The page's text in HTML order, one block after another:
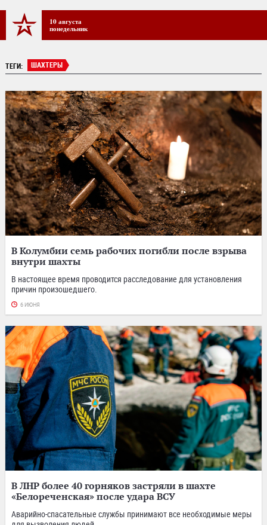
10 августа
понедельник
ТЕГИ: ШАХТЕРЫ
В Колумбии семь рабочих погибли после взрыва
внутри шахты
В настоящее время проводится расследование для установления
причин произошедшего.
6 ИЮНЯ
В ЛНР более 40 горняков застряли в шахте
«Белореченская» после удара ВСУ
Аварийно-спасательные службы принимают все необходимые меры